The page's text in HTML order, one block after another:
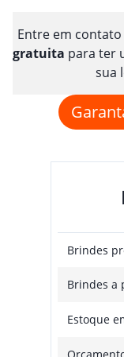
Entre em
gratuita para ter
sua
Brindes
Brindes a
Estoque